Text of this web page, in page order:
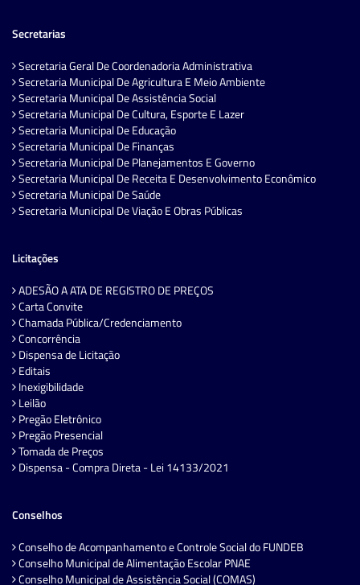
Secretarias
Secretaria Geral De Coordenadoria Administrativa
Secretaria Municipal De Agricultura E Meio Ambiente
Secretaria Municipal De Assistência Social
Secretaria Municipal De Cultura, Esporte E Lazer
Secretaria Municipal De Educação
Secretaria Municipal De Finanças
Secretaria Municipal De Planejamentos E Governo
Secretaria Municipal De Receita E Desenvolvimento Econômico
Secretaria Municipal De Saúde
Secretaria Municipal De Viação E Obras Públicas
Licitações
ADESÃO A ATA DE REGISTRO DE PREÇOS
Carta Convite
Chamada Pública/Credenciamento
Concorrência
Dispensa de Licitação
Editais
Inexigibilidade
Leilão
Pregão Eletrônico
Pregão Presencial
Tomada de Preços
Dispensa - Compra Direta - Lei 14133/2021
Conselhos
Conselho de Acompanhamento e Controle Social do FUNDEB
Conselho Municipal de Alimentação Escolar PNAE
Conselho Municipal de Assistência Social (COMAS)